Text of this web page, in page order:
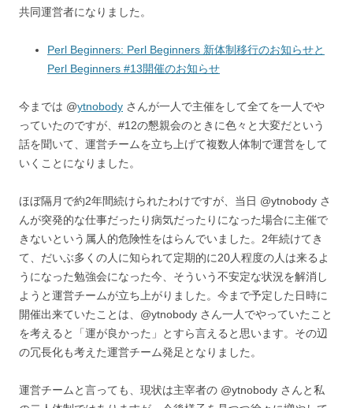
共同運営者になりました。
Perl Beginners: Perl Beginners 新体制移行のお知らせと
Perl Beginners #13開催のお知らせ
今までは @ytnobody さんが一人で主催をして全てを一人でや
っていたのですが、#12の懇親会のときに色々と大変だという
話を聞いて、運営チームを立ち上げて複数人体制で運営をして
いくことになりました。
ほぼ隔月で約2年間続けられたわけですが、当日 @ytnobody さ
んが突発的な仕事だったり病気だったりになった場合に主催で
きないという属人的危険性をはらんでいました。2年続けてき
て、だいぶ多くの人に知られて定期的に20人程度の人は来るよ
うになった勉強会になった今、そういう不安定な状況を解消し
ようと運営チームが立ち上がりました。今まで予定した日時に
開催出来ていたことは、@ytnobody さん一人でやっていたこと
を考えると「運が良かった」とすら言えると思います。その辺
の冗長化も考えた運営チーム発足となりました。
運営チームと言っても、現状は主宰者の @ytnobody さんと私